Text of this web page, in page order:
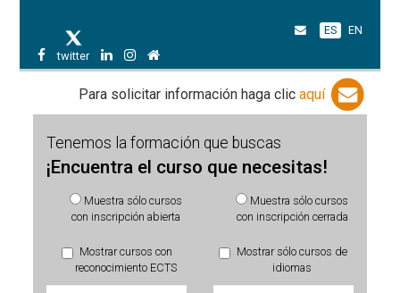
twitter
ES EN
Para solicitar información haga clic aquí
Tenemos la formación que buscas
¡Encuentra el curso que necesitas!
Muestra sólo cursos
con inscripción abierta
Muestra sólo cursos
con inscripción cerrada
Mostrar cursos con
reconocimiento ECTS
Mostrar sólo cursos de
idiomas